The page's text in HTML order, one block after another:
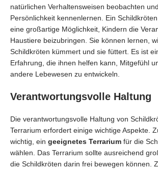
natürlichen Verhaltensweisen beobachten
Persönlichkeit kennenlernen. Ein
eine großartige Möglichkeit, Kindern die
Haustiere beizubringen. Sie können lernen,
Schildkröten kümmert und sie füttert. Es ist
Erfahrung, die ihnen helfen kann, Mitgefühl
andere Lebewesen zu entwickeln.
Verantwortungsvolle Haltung
Die verantwortungsvolle Haltung von
Terrarium erfordert einige wichtige Aspekte.
wichtig, ein geeignetes Terrarium für die
wählen. Das Terrarium sollte ausreichend
die Schildkröten darin frei bewegen können.